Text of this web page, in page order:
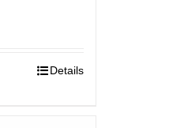
Details